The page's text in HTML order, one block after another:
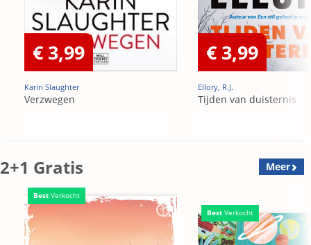
€ 3,99
Karin Slaughter
Verzwegen
€ 3,99
Ellory, R.J.
Tijden van duisternis
2+1 Gratis Meer
Best Verkocht
Best Verkocht